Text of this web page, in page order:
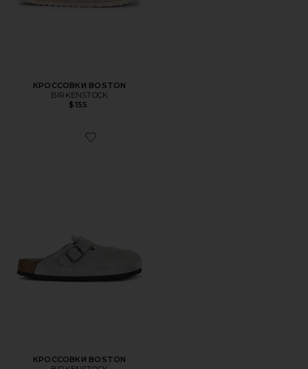
КРОССОВКИ BOSTON
BIRKENSTOCK
$155
Favorite КРОССОВКИ BOSTON
КРОССОВКИ BOSTON